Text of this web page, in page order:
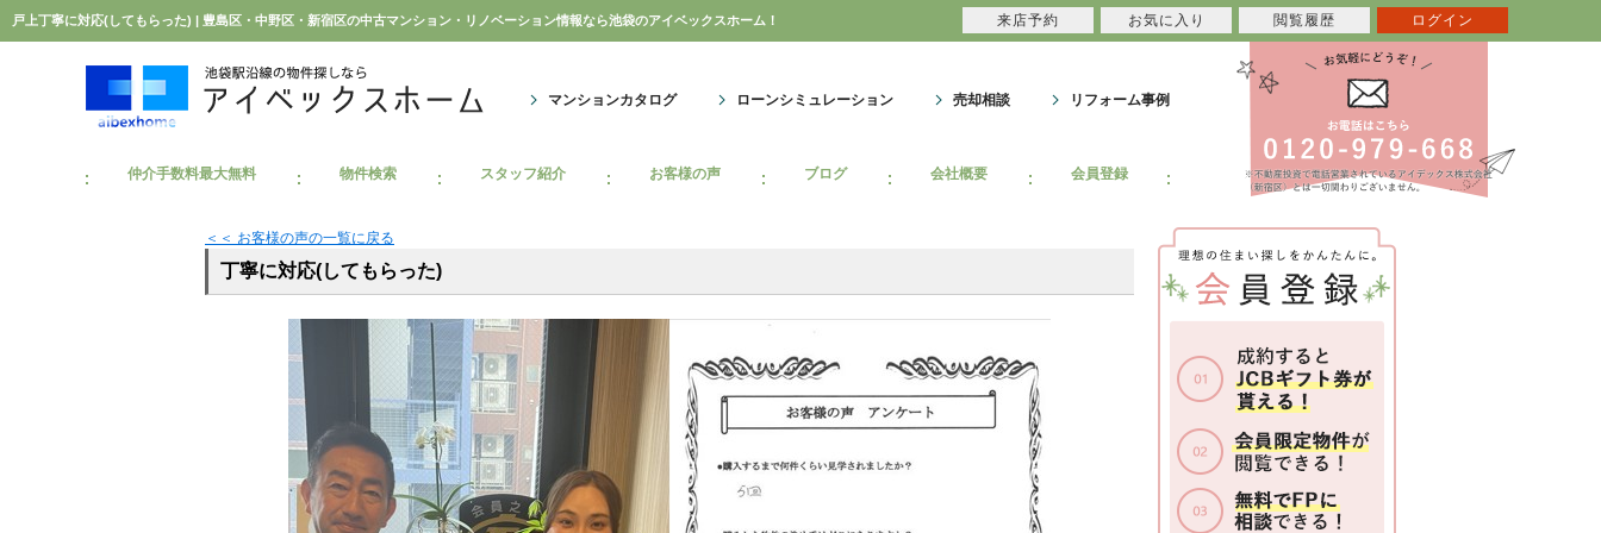
戸上丁寧に対応(してもらった) | 豊島区・中野区・新宿区の中古マンション・リノベーション情報なら池袋のアイベックスホーム！
マンションカタログ ローンシミュレーション 売却相談 リフォーム事例
仲介手数料最大無料 物件検索 スタッフ紹介 お客様の声 ブログ 会社概要 会員登録
＜＜ お客様の声の一覧に戻る
丁寧に対応(してもらった)
来店予約 お気に入り 閲覧履歴 ログイン